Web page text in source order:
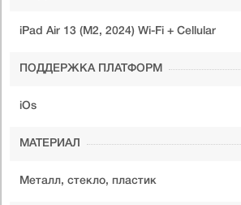
iPad Air 13 (M2, 2024) Wi-Fi + Cellular
ПОДДЕРЖКА ПЛАТФОРМ
iOs
МАТЕРИАЛ
Металл, стекло, пластик